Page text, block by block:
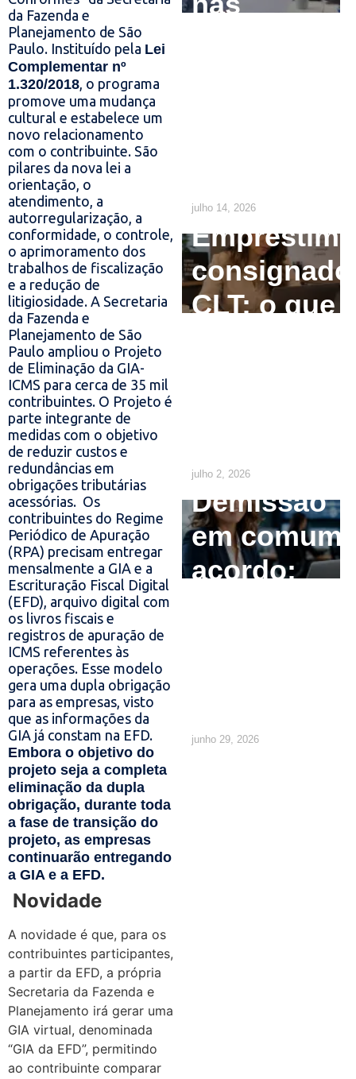
da Fazenda e
Planejamento de São
Paulo. Instituído pela Lei
Complementar nº
1.320/2018, o programa
promove uma mudança
cultural e estabelece um
novo relacionamento
com o contribuinte. São
pilares da nova lei a
orientação, o
atendimento, a
autorregularização, a
conformidade, o controle,
o aprimoramento dos
trabalhos de fiscalização
e a redução de
litigiosidade. A Secretaria
da Fazenda e
Planejamento de São
Paulo ampliou o Projeto
de Eliminação da GIA-
ICMS para cerca de 35 mil
contribuintes. O Projeto é
parte integrante de
medidas com o objetivo
de reduzir custos e
redundâncias em
obrigações tributárias
acessórias. Os
contribuintes do Regime
Periódico de Apuração
(RPA) precisam entregar
mensalmente a GIA e a
Escrituração Fiscal Digital
(EFD), arquivo digital com
os livros fiscais e
registros de apuração de
ICMS referentes às
operações. Esse modelo
gera uma dupla obrigação
para as empresas, visto
que as informações da
GIA já constam na EFD.
Embora o objetivo do
projeto seja a completa
eliminação da dupla
obrigação, durante toda
a fase de transição do
projeto, as empresas
continuarão entregando
a GIA e a EFD.
Novidade
A novidade é que, para os
contribuintes participantes,
a partir da EFD, a própria
Secretaria da Fazenda e
Planejamento irá gerar uma
GIA virtual, denominada
“GIA da EFD”, permitindo
ao contribuinte comparar
julho 14, 2026
Empréstimo
consignado
CLT: o que
julho 2, 2026
Demissão
em comum
acordo:
junho 29, 2026